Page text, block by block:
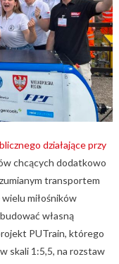
działające przy
chcących dodatkowo
transportem
miłośników
własną
PUTrain, którego
skali 1:5,5, na rozstaw